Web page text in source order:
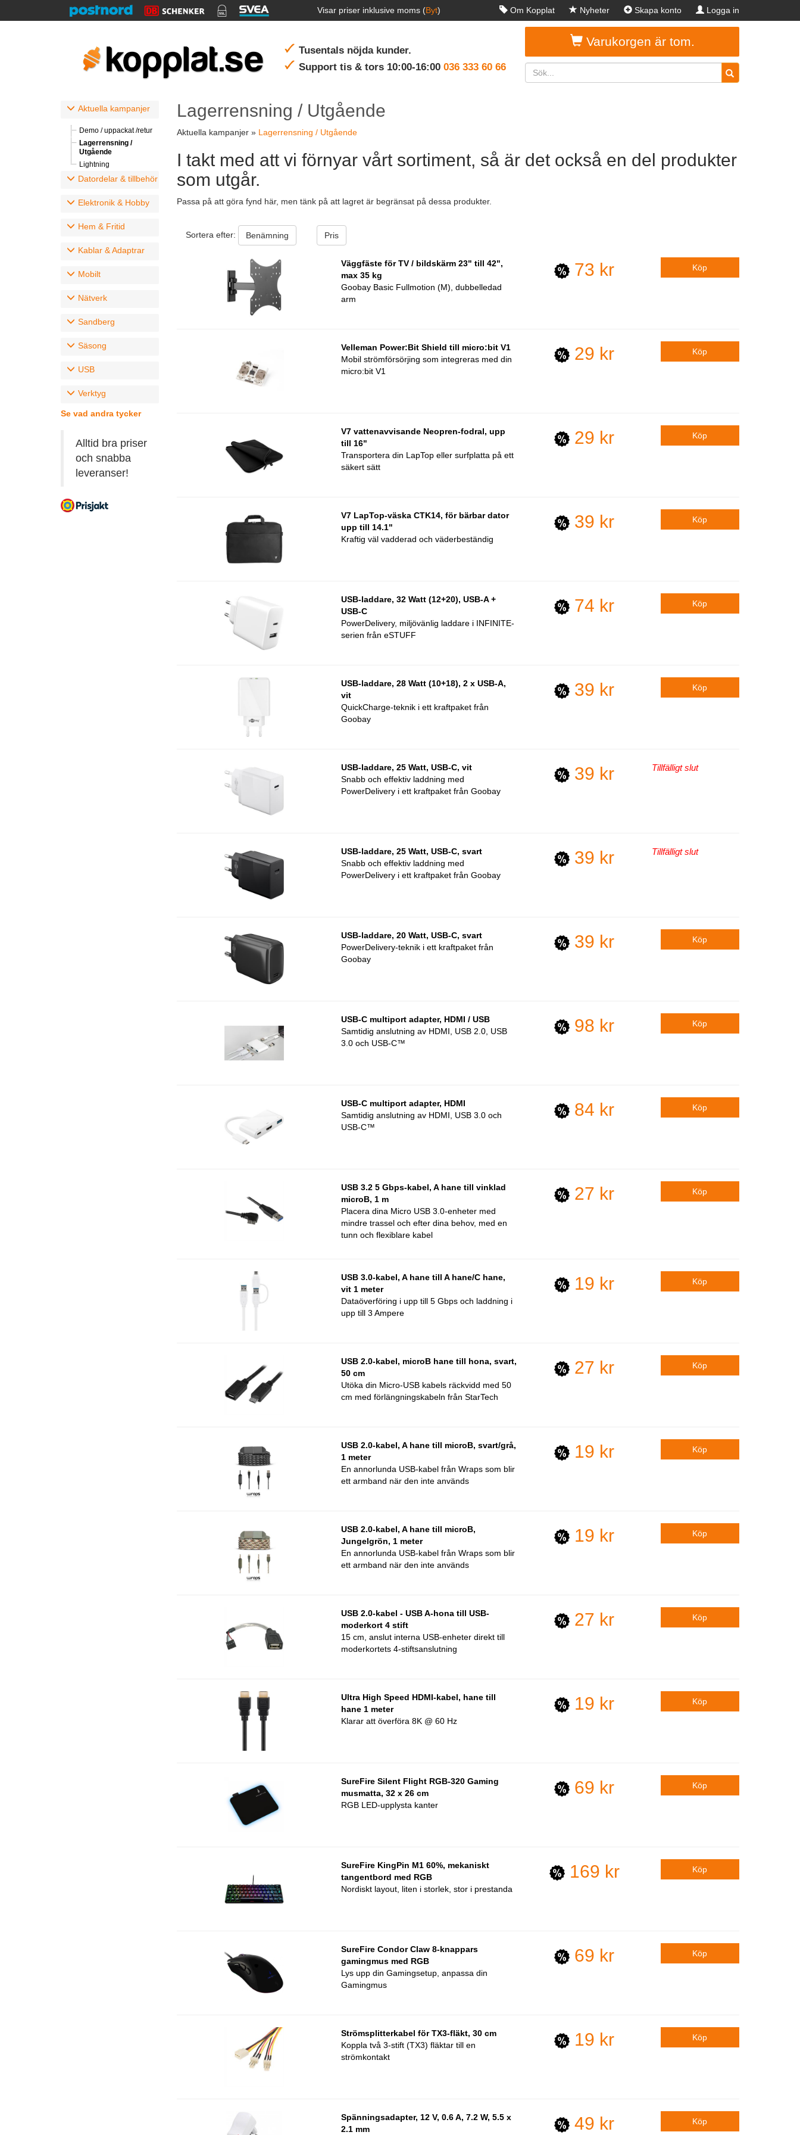
Visar priser inklusive moms (Byt) Om Kopplat Nyheter Skapa konto Logga in
Tusentals nöjda kunder.
Support tis & tors 10:00-16:00 036 333 60 66
Varukorgen är tom.
Aktuella kampanjer
Demo / uppackat /retur
Lagerrensning /
Utgående
Lightning
Datordelar & tillbehör
Elektronik & Hobby
Hem & Fritid
Kablar & Adaptrar
Mobilt
Nätverk
Sandberg
Säsong
USB
Verktyg
Se vad andra tycker
Alltid bra priser
och snabba
leveranser!
Lagerrensning / Utgående
Aktuella kampanjer » Lagerrensning / Utgående
I takt med att vi förnyar vårt sortiment, så är det också en del produkter
som utgår.
Passa på att göra fynd här, men tänk på att lagret är begränsat på dessa produkter.
Sortera efter: Benämning Pris
Väggfäste för TV / bildskärm 23" till 42",
max 35 kg
Goobay Basic Fullmotion (M), dubbelledad
arm
73 kr
Velleman Power:Bit Shield till micro:bit V1
Mobil strömförsörjing som integreras med din
micro:bit V1
29 kr
V7 vattenavvisande Neopren-fodral, upp
till 16"
Transportera din LapTop eller surfplatta på ett
säkert sätt
29 kr
V7 LapTop-väska CTK14, för bärbar dator
upp till 14.1"
Kraftig väl vadderad och väderbeständig
39 kr
USB-laddare, 32 Watt (12+20), USB-A +
USB-C
PowerDelivery, miljövänlig laddare i INFINITE-
serien från eSTUFF
74 kr
USB-laddare, 28 Watt (10+18), 2 x USB-A,
vit
QuickCharge-teknik i ett kraftpaket från
Goobay
39 kr
USB-laddare, 25 Watt, USB-C, vit
Snabb och effektiv laddning med
PowerDelivery i ett kraftpaket från Goobay
39 kr Tillfälligt slut
USB-laddare, 25 Watt, USB-C, svart
Snabb och effektiv laddning med
PowerDelivery i ett kraftpaket från Goobay
39 kr Tillfälligt slut
USB-laddare, 20 Watt, USB-C, svart
PowerDelivery-teknik i ett kraftpaket från
Goobay
39 kr
USB-C multiport adapter, HDMI / USB
Samtidig anslutning av HDMI, USB 2.0, USB
3.0 och USB-C™
98 kr
USB-C multiport adapter, HDMI
Samtidig anslutning av HDMI, USB 3.0 och
USB-C™
84 kr
USB 3.2 5 Gbps-kabel, A hane till vinklad
microB, 1 m
Placera dina Micro USB 3.0-enheter med
mindre trassel och efter dina behov, med en
tunn och flexiblare kabel
27 kr
USB 3.0-kabel, A hane till A hane/C hane,
vit 1 meter
Dataöverföring i upp till 5 Gbps och laddning i
upp till 3 Ampere
19 kr
USB 2.0-kabel, microB hane till hona, svart,
50 cm
Utöka din Micro-USB kabels räckvidd med 50
cm med förlängningskabeln från StarTech
27 kr
USB 2.0-kabel, A hane till microB, svart/grå,
1 meter
En annorlunda USB-kabel från Wraps som blir
ett armband när den inte används
19 kr
USB 2.0-kabel, A hane till microB,
Jungelgrön, 1 meter
En annorlunda USB-kabel från Wraps som blir
ett armband när den inte används
19 kr
USB 2.0-kabel - USB A-hona till USB-
moderkort 4 stift
15 cm, anslut interna USB-enheter direkt till
moderkortets 4-stiftsanslutning
27 kr
Ultra High Speed HDMI-kabel, hane till
hane 1 meter
Klarar att överföra 8K @ 60 Hz
19 kr
SureFire Silent Flight RGB-320 Gaming
musmatta, 32 x 26 cm
RGB LED-upplysta kanter
69 kr
SureFire KingPin M1 60%, mekaniskt
tangentbord med RGB
Nordiskt layout, liten i storlek, stor i prestanda
169 kr
SureFire Condor Claw 8-knappars
gamingmus med RGB
Lys upp din Gamingsetup, anpassa din
Gamingmus
69 kr
Strömsplitterkabel för TX3-fläkt, 30 cm
Koppla två 3-stift (TX3) fläktar till en
strömkontakt
19 kr
Spänningsadapter, 12 V, 0.6 A, 7.2 W, 5.5 x
2.1 mm
49 kr